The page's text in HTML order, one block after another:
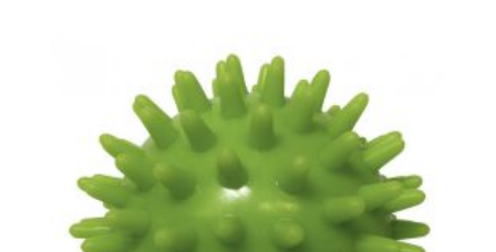
à
9,99€